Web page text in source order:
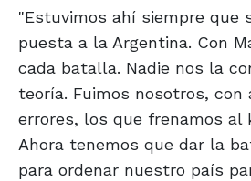
"Estuvimos ahí siempre que
puesta a la Argentina. Con
cada batalla. Nadie nos la
teoría. Fuimos nosotros, con
errores, los que frenamos al
Ahora tenemos que dar la
para ordenar nuestro país